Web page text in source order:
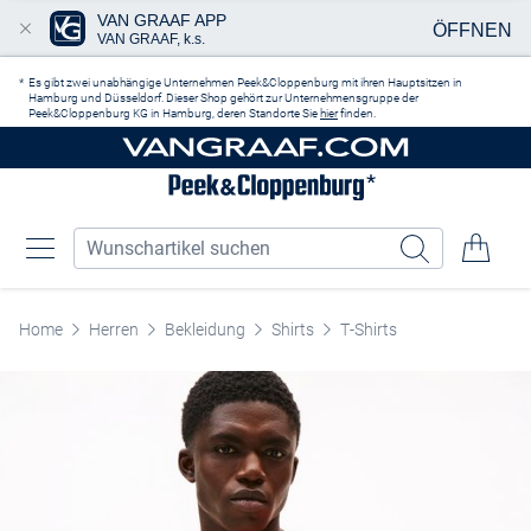
Es gibt zwei unabhängige Unternehmen Peek&Cloppenburg mit ihren Hauptsitzen in
Hamburg und Düsseldorf. Dieser Shop gehört zur Unternehmensgruppe der
Peek&Cloppenburg KG in Hamburg, deren Standorte Sie hierfinden.
Home Herren Bekleidung Shirts T-Shirts
VAN GRAAF APP
VAN GRAAF, k.s. ÖFFNEN